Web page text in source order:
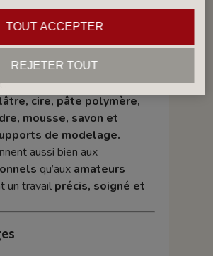
de matière sur les
sont adaptés à de nombreux
:
cire, pâte polymère,
mousse, savon et
de modelage.
aussi bien aux
qu’aux amateurs
un travail précis, soigné et
REJETER TOUT
TOUT ACCEPTER